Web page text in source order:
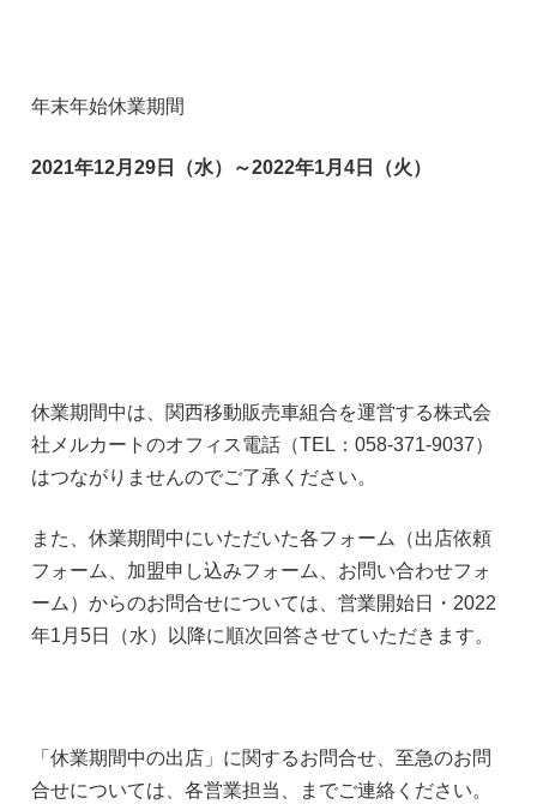
年末年始休業期間
2021年12月29日（水）～2022年1月4日（火）
休業期間中は、関西移動販売車組合を運営する株式会
社メルカートのオフィス電話（TEL：058-371-9037）
はつながりませんのでご了承ください。
また、休業期間中にいただいた各フォーム（出店依頼
フォーム、加盟申し込みフォーム、お問い合わせフォ
ーム）からのお問合せについては、営業開始日・2022
年1月5日（水）以降に順次回答させていただきます。
「休業期間中の出店」に関するお問合せ、至急のお問
合せについては、各営業担当、までご連絡ください。